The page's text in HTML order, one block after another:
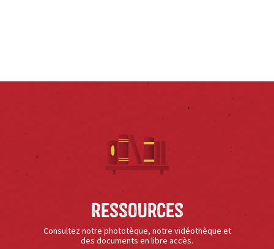
Ressources
Consultez notre phototèque, notre vidéothèque et
des documents en libre accès.